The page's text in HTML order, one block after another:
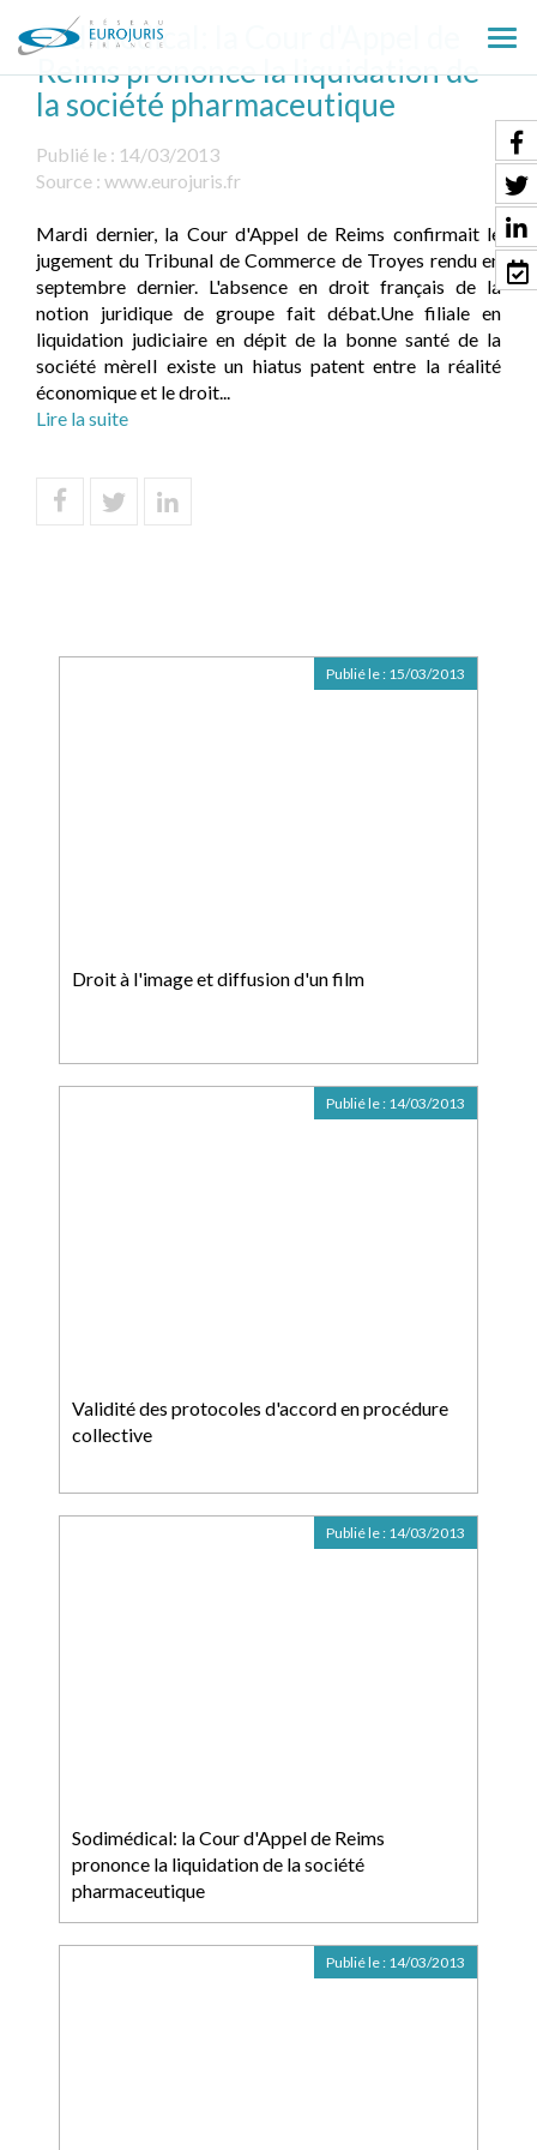
le
Sodimédical: la Cour d'Appel de
Reims prononce la liquidation de
la société pharmaceutique
Publié le : 14/03/2013
Source : www.eurojuris.fr
Mardi dernier, la Cour d'Appel de Reims confirmait le
jugement du Tribunal de Commerce de Troyes rendu en
septembre dernier. L'absence en droit français de la
notion juridique de groupe fait débat.Une filiale en
liquidation judiciaire en dépit de la bonne santé de la
société mèreIl existe un hiatus patent entre la réalité
économique et le droit...
Lire la suite
Droit à l'image et diffusion d'un film
Publié le : 15/03/2013
Validité des protocoles d'accord en procédure
collective
Publié le : 14/03/2013
Sodimédical: la Cour d'Appel de Reims
prononce la liquidation de la société
pharmaceutique
Publié le : 14/03/2013
Publié le : 14/03/2013